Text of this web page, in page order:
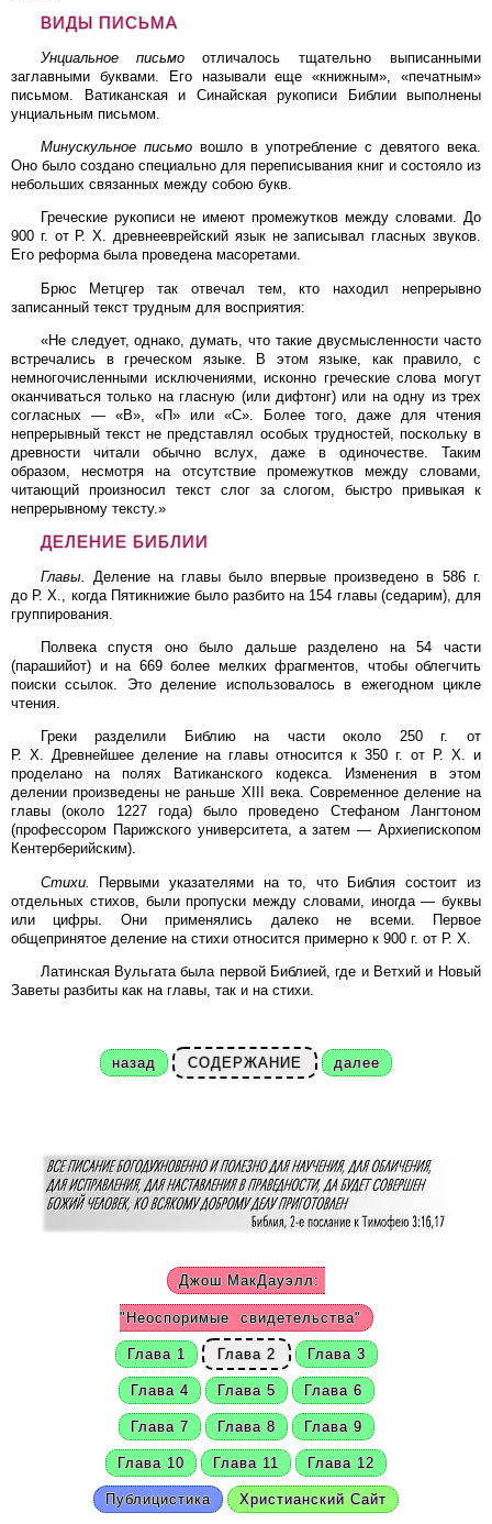
ВИДЫ ПИСЬМА
Унциальное письмоотличалось тщательно выписанными
заглавными буквами. Его называли еще «книжным», «печатным»
письмом. Ватиканская и Синайская рукописи Библии выполнены
унциальным письмом.
Минускульное письмовошло в употребление с девятого века.
Оно было создано специально для переписывания книг и состояло из
небольших связанных между собою букв.
Греческие рукописи не имеют промежутков между словами. До
900 г. от Р. Х. древнееврейский язык не записывал гласных звуков.
Его реформа была проведена масоретами.
Брюс Метцгер так отвечал тем, кто находил непрерывно
записанный текст трудным для восприятия:
«Не следует, однако, думать, что такие двусмысленности часто
встречались в греческом языке. В этом языке, как правило, с
немногочисленными исключениями, исконно греческие слова могут
оканчиваться только на гласную (или дифтонг) или на одну из трех
согласных — «В», «П» или «С». Более того, даже для чтения
непрерывный текст не представлял особых трудностей, поскольку в
древности читали обычно вслух, даже в одиночестве. Таким
образом, несмотря на отсутствие промежутков между словами,
читающий произносил текст слог за слогом, быстро привыкая к
непрерывному тексту.»
ДЕЛЕНИЕ БИБЛИИ
Главы.
Деление на главы было впервые произведено в 586 г.
до Р. Х., когда Пятикнижие было разбито на 154 главы (седарим), для
группирования.
Полвека спустя оно было дальше разделено на 54 части
(парашийот) и на 669 более мелких фрагментов, чтобы облегчить
поиски ссылок. Это деление использовалось в ежегодном цикле
чтения.
Греки разделили Библию на части около 250 г. от
Р. Х. Древнейшее деление на главы относится к 350 г. от Р. Х. и
проделано на полях Ватиканского кодекса. Изменения в этом
делении произведены не раньше XIII века. Современное деление на
главы (около 1227 года) было проведено Стефаном Лангтоном
(профессором Парижского университета, а затем — Архиепископом
Кентерберийским).
Стихи.
Первыми указателями на то, что Библия состоит из
отдельных стихов, были пропуски между словами, иногда — буквы
или цифры. Они применялись далеко не всеми. Первое
общепринятое деление на стихи относится примерно к 900 г. от Р. Х.
Латинская Вульгата была первой Библией, где и Ветхий и Новый
Заветы разбиты как на главы, так и на стихи.
назад СОДЕРЖАНИЕ далее
Джош МакДауэлл:
"Неоспоримыесвидетельства"
Глава 1 Глава 2 Глава 3
Глава 4 Глава 5 Глава 6
Глава 7 Глава 8 Глава 9
Глава 10 Глава 11 Глава 12
Публицистика Христианский Сайт